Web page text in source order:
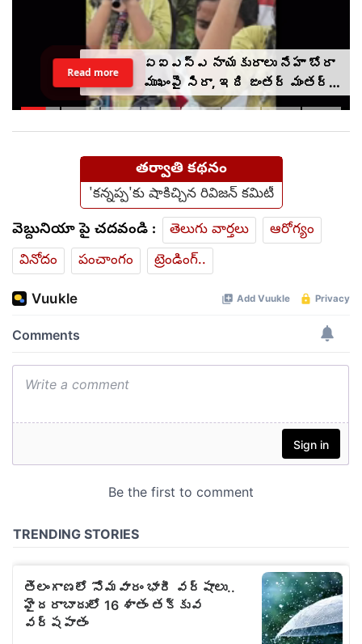
ఏఐఎస్ఎ నాయకురాలు నేహా బోరా
ముఖంపై సిరా, ఇది జంతర్ మంతర్
కాదంటూ...
Read more
తర్వాతి కథనం
'కన్నప్ప'కు షాకిచ్చిన రివిజన్ కమిటీ
వెబ్దునియా పై చదవండి : తెలుగు వార్తలు
ఆరోగ్యం
వినోదం
పంచాంగం ట్రెండింగ్..